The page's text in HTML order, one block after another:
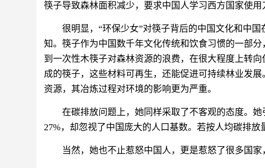
筷子导致森林面积减少，要求中国人学习西方国家使用
很明显，“环保少女”对筷子背后的中国文化和中
知。筷子作为中国数千年文化传统和饮食习惯的一部
到一次性木筷子对森林资源的浪费，在很大程度上转
成的筷子，这些材料可再生，还能促进可持续林业发
资源，其冶炼过程对环境的影响更为严重。
在碳排放问题上，她同样采取了不客观的态度。
27%，却忽视了中国庞大的人口基数。若按人均碳排放
当然，她也不止惹怒中国人，更是惹怒了很多国家